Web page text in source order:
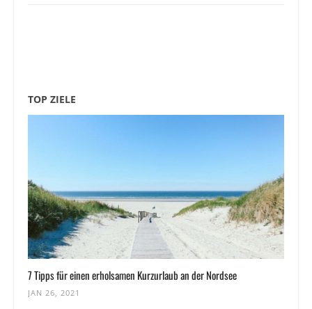
TOP ZIELE
7 Tipps für einen erholsamen Kurzurlaub an der Nordsee
JAN 26, 2021